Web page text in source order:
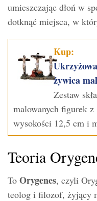
umieszczając dłoń w
dotknąć miejsca, w
Kup:
żywica
Zestaw
malowanych figurek
wysokości 12,5 cm i
Teoria
To Orygenes, czyli
teolog i filozof, żyjący